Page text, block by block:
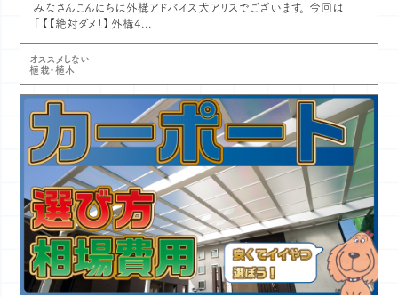
みなさんこんにちは外構アドバイス犬アリスでございます。 今回は
「【【絶対ダメ！】外構4...
オススメしない
植栽・植木